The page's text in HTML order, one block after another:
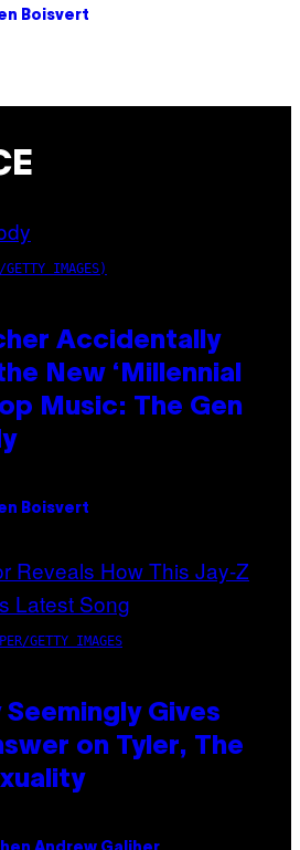
Boisvert
IMAGES)
Accidentally
New ‘Millennial
Music: The Gen
Boisvert
GETTY IMAGES
Gives
on Tyler, The